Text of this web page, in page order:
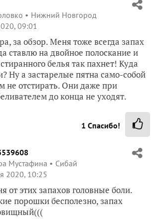
Нижний Новгород
09:01
за обзор. Меня тоже всегда запах
ставлю на двойное полоскание и
белья так пахнет! Куда
Ну а застарелые пятна само-собой
не отстирать. Они даже при
до конца не уходят.
1 Спасибо!
Мустафина
Сибай
2020, 10:25
от этих запахов головные боли.
порошки бесполезно, запах